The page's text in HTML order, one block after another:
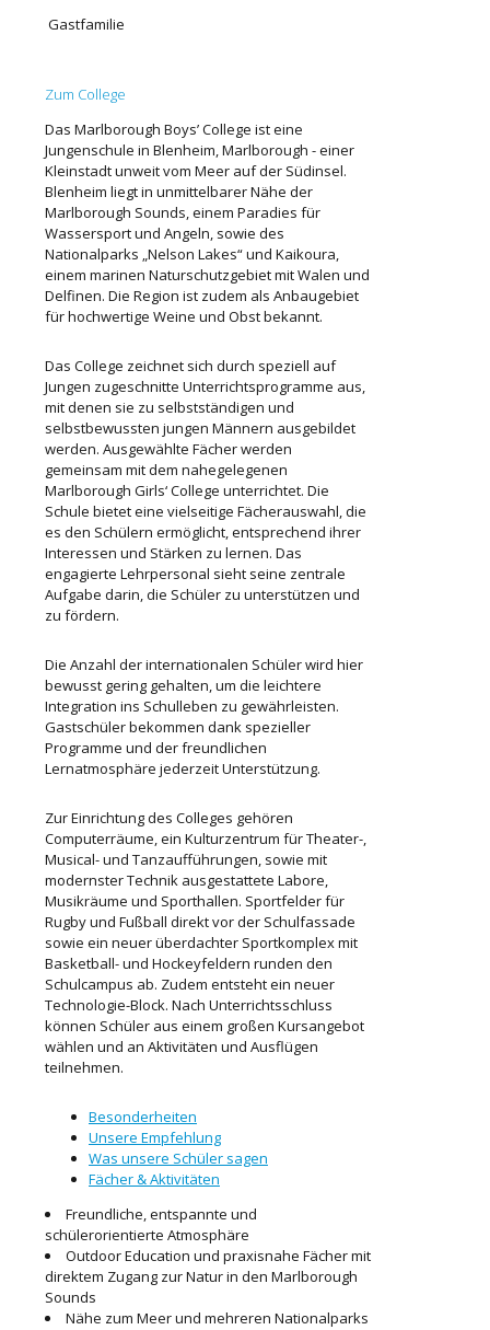
Gastfamilie
Zum College
Das Marlborough Boys’ College ist eine
Jungenschule in Blenheim, Marlborough - einer
Kleinstadt unweit vom Meer auf der Südinsel.
Blenheim liegt in unmittelbarer Nähe der
Marlborough Sounds, einem Paradies für
Wassersport und Angeln, sowie des
Nationalparks „Nelson Lakes“ und Kaikoura,
einem marinen Naturschutzgebiet mit Walen und
Delfinen. Die Region ist zudem als Anbaugebiet
für hochwertige Weine und Obst bekannt.
Das College zeichnet sich durch speziell auf
Jungen zugeschnitte Unterrichtsprogramme aus,
mit denen sie zu selbstständigen und
selbstbewussten jungen Männern ausgebildet
werden. Ausgewählte Fächer werden
gemeinsam mit dem nahegelegenen
Marlborough Girls‘ College unterrichtet. Die
Schule bietet eine vielseitige Fächerauswahl, die
es den Schülern ermöglicht, entsprechend ihrer
Interessen und Stärken zu lernen. Das
engagierte Lehrpersonal sieht seine zentrale
Aufgabe darin, die Schüler zu unterstützen und
zu fördern.
Die Anzahl der internationalen Schüler wird hier
bewusst gering gehalten, um die leichtere
Integration ins Schulleben zu gewährleisten.
Gastschüler bekommen dank spezieller
Programme und der freundlichen
Lernatmosphäre jederzeit Unterstützung.
Zur Einrichtung des Colleges gehören
Computerräume, ein Kulturzentrum für Theater-,
Musical- und Tanzaufführungen, sowie mit
modernster Technik ausgestattete Labore,
Musikräume und Sporthallen. Sportfelder für
Rugby und Fußball direkt vor der Schulfassade
sowie ein neuer überdachter Sportkomplex mit
Basketball- und Hockeyfeldern runden den
Schulcampus ab. Zudem entsteht ein neuer
Technologie-Block. Nach Unterrichtsschluss
können Schüler aus einem großen Kursangebot
wählen und an Aktivitäten und Ausflügen
teilnehmen.
Besonderheiten
Unsere Empfehlung
Was unsere Schüler sagen
Fächer & Aktivitäten
Freundliche, entspannte und
schülerorientierte Atmosphäre
Outdoor Education und praxisnahe Fächer mit
direktem Zugang zur Natur in den Marlborough
Sounds
Nähe zum Meer und mehreren Nationalparks